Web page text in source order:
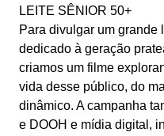
LEITE SÊNIOR 50+
Para divulgar um grande
dedicado à geração
criamos um filme
vida desse público, do
dinâmico. A campanha
e DOOH e mídia digital,